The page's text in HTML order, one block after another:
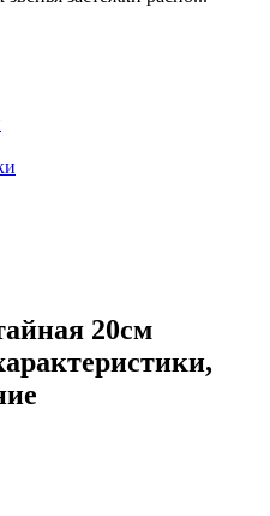
20см